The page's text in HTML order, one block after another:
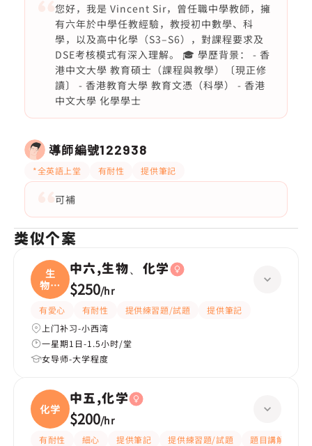
您好，我是 Vincent Sir，曾任職中學教師，擁
有六年於中學任教經驗，教授初中數學、科
學，以及高中化學（S3–S6），對課程要求及
DSE考核模式有深入理解。 🎓 學歷背景： - 香
港中文大學 教育碩士（課程與教學）〔現正修
讀〕 - 香港教育大學 教育文憑（科學） - 香港
中文大學 化學學士
導師編號122938
*全英語上堂 有耐性 提供筆記
可補
类似个案
生
物、
化学
中六,生物、化学
$250/hr
有愛心 有耐性 提供練習題/試題
提供筆記
上门补习-小西湾
一星期1日-1.5小时/堂
女导师-大学程度
化学
中五,化学
$200/hr
有耐性 細心 提供筆記 提供練習題/試題 題目講解